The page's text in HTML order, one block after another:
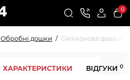
0
Обробні дошки Силіконова дошка
ХАРАКТЕРИСТИКИ ВІДГУКИ 0